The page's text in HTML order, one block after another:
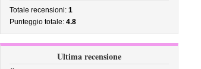
Totale recensioni: 1
Punteggio totale: 4.8
Ultima recensione